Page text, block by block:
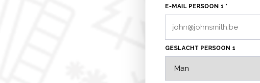
E-MAIL PERSOON 1 *
GESLACHT PERSOON 1